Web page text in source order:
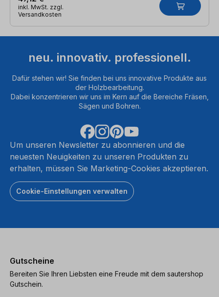
inkl. MwSt. zzgl.
Versandkosten
neu. innovativ. professionell.
Dafür stehen wir! Sie finden bei uns innovative Produkte aus
der Holzbearbeitung.
Dabei konzentrieren wir uns im Kern auf die Bereiche Fräsen,
Sägen und Bohren.
Um unseren Newsletter zu abonnieren und die
neuesten Neuigkeiten zu unseren Produkten zu
erhalten, müssen Sie Marketing-Cookies akzeptieren.
Cookie-Einstellungen verwalten
Gutscheine
Bereiten Sie Ihren Liebsten eine Freude mit dem sautershop
Gutschein.